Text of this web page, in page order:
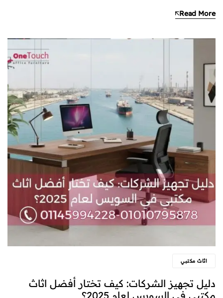
Read More
اثاث مكتبي
دليل تجهيز الشركات: كيف تختار أفضل اثاث
مكتبي في السويس لعام 2025؟